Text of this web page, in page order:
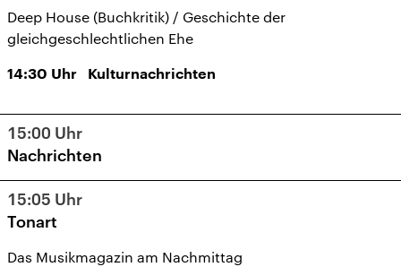
Deep House (Buchkritik) / Geschichte der
gleichgeschlechtlichen Ehe
14:30 Uhr Kulturnachrichten
15:00 Uhr
Nachrichten
15:05 Uhr
Tonart
Das Musikmagazin am Nachmittag